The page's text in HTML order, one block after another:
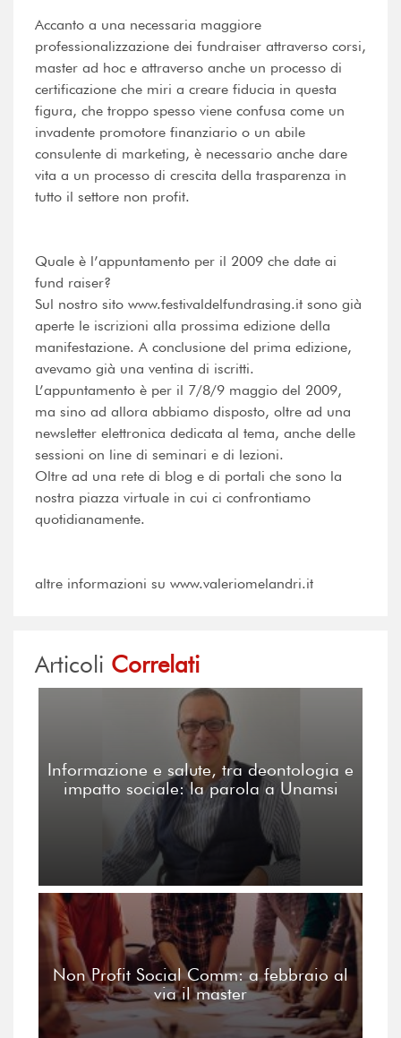
Accanto a una necessaria maggiore
professionalizzazione dei fundraiser attraverso corsi,
master ad hoc e attraverso anche un processo di
certificazione che miri a creare fiducia in questa
figura, che troppo spesso viene confusa come un
invadente promotore finanziario o un abile
consulente di marketing, è necessario anche dare
vita a un processo di crescita della trasparenza in
tutto il settore non profit.
Quale è l’appuntamento per il 2009 che date ai
fund raiser?
Sul nostro sito www.festivaldelfundrasing.it sono già
aperte le iscrizioni alla prossima edizione della
manifestazione. A conclusione del prima edizione,
avevamo già una ventina di iscritti.
L’appuntamento è per il 7/8/9 maggio del 2009,
ma sino ad allora abbiamo disposto, oltre ad una
newsletter elettronica dedicata al tema, anche delle
sessioni on line di seminari e di lezioni.
Oltre ad una rete di blog e di portali che sono la
nostra piazza virtuale in cui ci confrontiamo
quotidianamente.
altre informazioni su www.valeriomelandri.it
Articoli Correlati
Informazione e salute, tra deontologia e
impatto sociale: la parola a Unamsi
Non Profit Social Comm: a febbraio al
via il master